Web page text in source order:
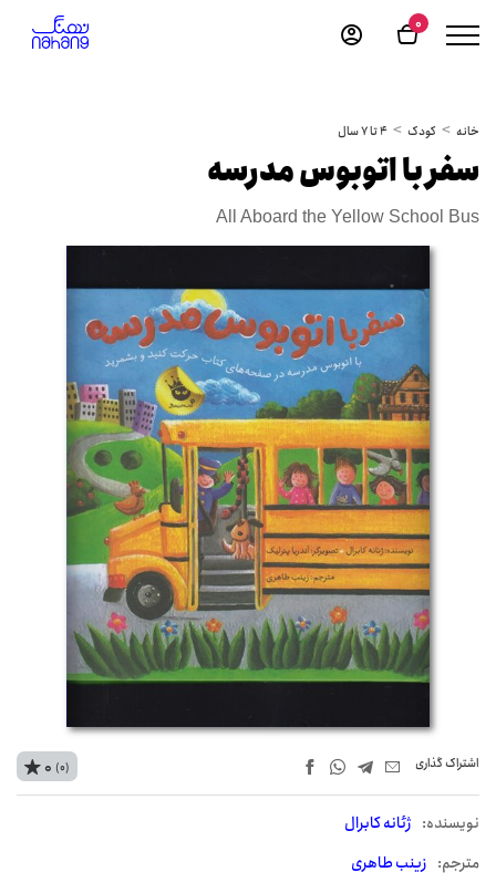
0
خانه کودک 4 تا 7 سال
سفر با اتوبوس مدرسه
All Aboard the Yellow School Bus
اشتراک‌ گذاری
نويسنده: ژئانه کابرال
مترجم: زینب طاهری
0 (0)